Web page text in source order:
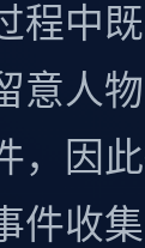
程中
意人
，因
件收集